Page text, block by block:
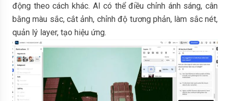
động theo cách khác. AI có thể điều chỉnh ánh sáng, cân
bằng màu sắc, cắt ảnh, chỉnh độ tương phản, làm sắc nét,
quản lý layer, tạo hiệu ứng.